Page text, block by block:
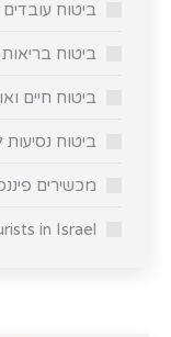
ביטוח עובדים
ביטוח בריאות
ביטוח חיים
ביטוח נסיעות
מכשירים
in Israel